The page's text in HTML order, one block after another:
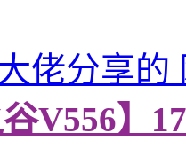
佬分享的
V556】